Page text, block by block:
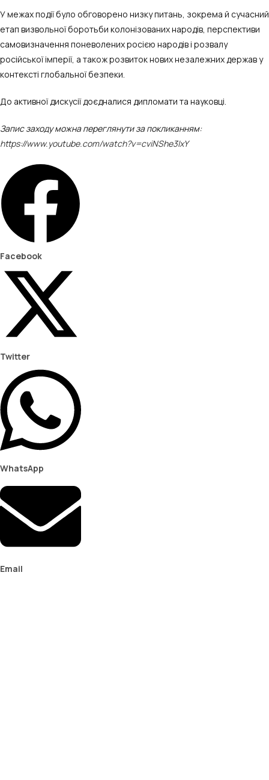
У межах події було обговорено низку питань, зокрема й сучасний
етап визвольної боротьби колонізованих народів, перспективи
самовизначення поневолених росією народів і розвалу
російської імперії, а також розвиток нових незалежних держав у
контексті глобальної безпеки.
До активної дискусії доєдналися дипломати та науковці.
Запис заходу можна переглянути за покликанням:
https://www.youtube.com/watch?v=cviNShe3IxY
Facebook
Twitter
WhatsApp
Email